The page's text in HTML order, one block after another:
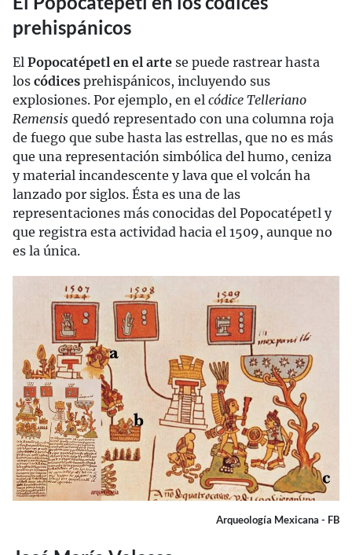
prehispánicos
El Popocatépetl en el arte se puede rastrear hasta
los códices prehispánicos, incluyendo sus
explosiones. Por ejemplo, en el códice Telleriano
Remensis quedó representado con una columna roja
de fuego que sube hasta las estrellas, que no es más
que una representación simbólica del humo, ceniza
y material incandescente y lava que el volcán ha
lanzado por siglos. Ésta es una de las
representaciones más conocidas del Popocatépetl y
que registra esta actividad hacia el 1509, aunque no
es la única.
Arqueología Mexicana - FB